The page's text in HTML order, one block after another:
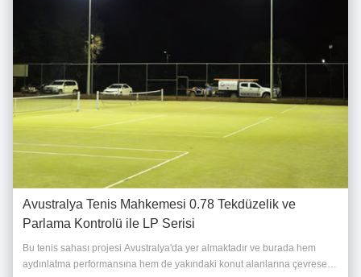
Avustralya Tenis Mahkemesi 0.78 Tekdüzelik ve
Parlama Kontrolü ile LP Serisi
Bu tenis sahası projesi Avustralya'da yer almaktadır ve burada hem
aydınlatma performansına hem de yakındaki konut alanlarına çevresel